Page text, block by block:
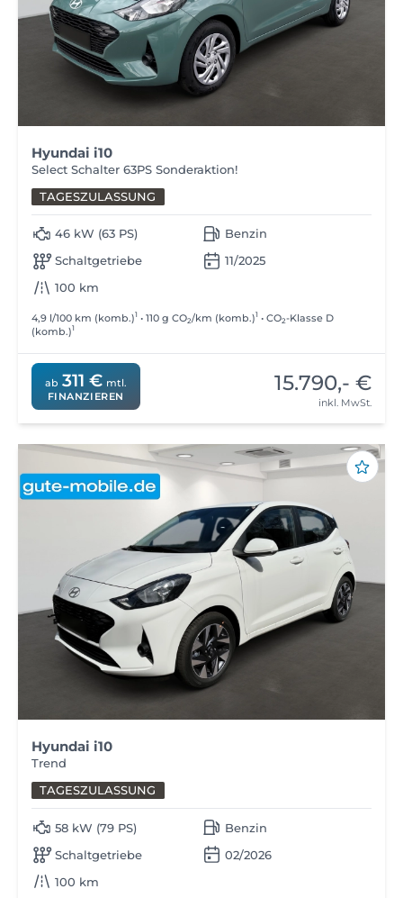
Hyundai i10
Select Schalter 63PS Sonderaktion!
TAGESZULASSUNG
46 kW (63 PS)
Schaltgetriebe
100 km
Benzin
11/2025
4,9 l/100 km (komb.)1 • 110 g CO2/km (komb.)1 • CO2-Klasse D
(komb.)1
ab 311 € mtl.
FINANZIEREN
15.790,- €
inkl. MwSt.
Hyundai i10
Trend
TAGESZULASSUNG
58 kW (79 PS)
Schaltgetriebe
100 km
Benzin
02/2026